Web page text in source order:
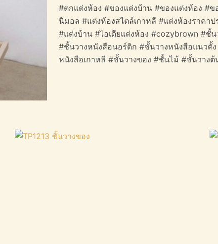
#ตกแต่งห้อง #ของแต่งบ้าน #ของแต่งห้อง #
นิมอล #แต่งห้องสไตล์เกาหลี #แต่งห้องราคา
#แต่งบ้าน #ไอเดียแต่งห้อง #cozybrown #ชั้
#ชั้นวางหนังสือนอร์ดิก #ชั้นวางหนังสือแนวตั้
หนังสือเกาหลี #ชั้นวางของ #ชั้นไม้ #ชั้นวาง